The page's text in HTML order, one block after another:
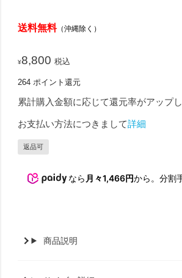
送料無料（沖縄除く）
¥8,800 税込
264 ポイント還元
累計購入金額に応じて還元率がアップ
お支払い方法につきまして詳細
返品可
なら 月々1,466円から。分割
商品説明